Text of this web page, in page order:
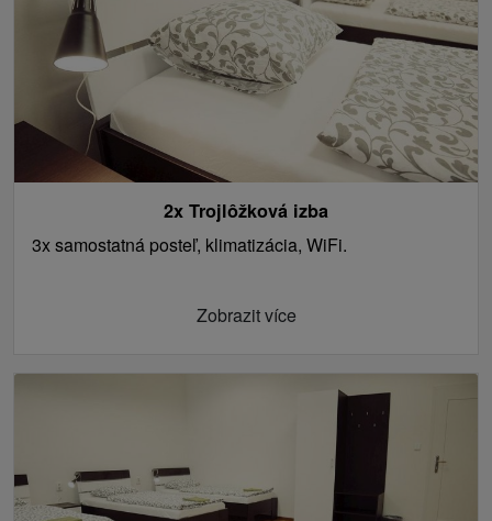
2x Trojlôžková izba
3x samostatná posteľ, klimatizácia, WiFi.
Zobrazit více